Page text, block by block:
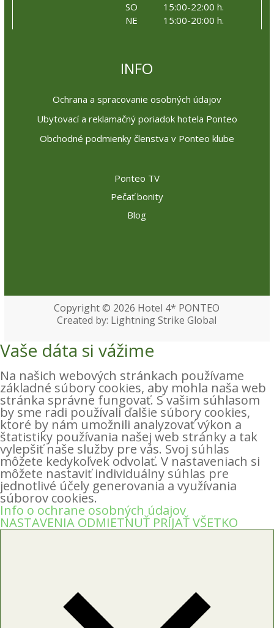
SO
15:00-22:00 h.
NE
15:00-20:00 h.
INFO
Ochrana a spracovanie osobných údajov
Ubytovací a reklamačný poriadok hotela Ponteo
Obchodné podmienky členstva v Ponteo klube
Ponteo TV
Pečať bonity
Blog
Copyright © 2026 Hotel 4* PONTEO
Created by: Lightning Strike Global
Vaše dáta si vážime
Na našich webových stránkach používame
základné súbory cookies, aby mohla naša web
stránka správne fungovať. S vašim súhlasom
by sme radi používali ďalšie súbory cookies,
ktoré by nám umožnili analyzovať výkon a
štatistiky používania našej web stránky a tak
vylepšiť naše služby pre vás. Svoj súhlas
môžete kedykoľvek odvolať. V nastaveniach si
môžete nastaviť individuálny súhlas pre
jednotlivé účely generovania a využívania
súborov cookies.
Info o ochrane osobných údajov
NASTAVENIA ODMIETNUŤ PRIJAŤ VŠETKO